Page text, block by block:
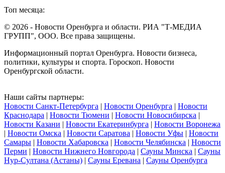
Топ месяца:
© 2026 - Новости Оренбурга и области. РИА "Т-МЕДИА
ГРУПП", ООО. Все права защищены.
Информационный портал Оренбурга. Новости бизнеса,
политики, культуры и спорта. Гороскоп. Новости
Оренбургской области.
Наши сайты партнеры:
Новости Санкт-Петербурга | Новости Оренбурга | Новости
Краснодара | Новости Тюмени | Новости Новосибирска |
Новости Казани | Новости Екатеринбурга | Новости Воронежа
| Новости Омска | Новости Саратова | Новости Уфы | Новости
Самары | Новости Хабаровска | Новости Челябинска | Новости
Перми | Новости Нижнего Новгорода | Сауны Минска | Сауны
Нур-Султана (Астаны) | Сауны Еревана | Сауны Оренбурга